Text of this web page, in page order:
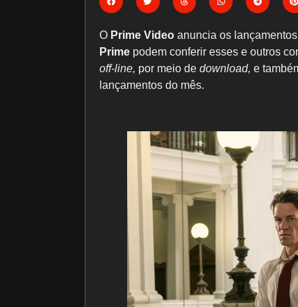
O Prime Video anuncia os
Prime podem conferir esses e outros
off-line, por meio de download, e
lançamentos do mês.